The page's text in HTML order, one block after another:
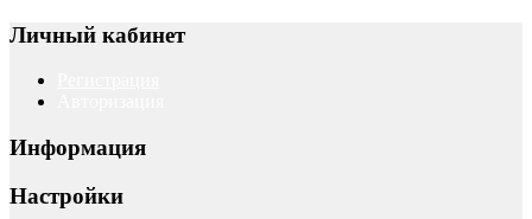
Личный кабинет
Информация
Настройки